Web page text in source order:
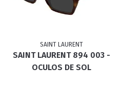
SAINT LAURENT
SAINT LAURENT 894 003 -
OCULOS DE SOL